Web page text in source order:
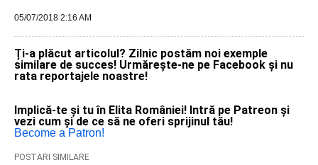
05/07/2018 2:16 AM
Ți-a plăcut articolul? Zilnic postăm noi exemple
similare de succes! Urmărește-ne pe Facebook și nu
rata reportajele noastre!
Implică-te și tu în Elita României! Intră pe Patreon și
vezi cum și de ce să ne oferi sprijinul tău!
Become a Patron!
POSTARI SIMILARE